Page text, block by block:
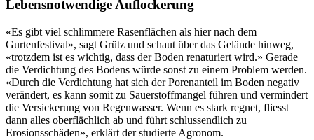
Lebensnotwendige Auflockerung
«Es gibt viel schlimmere Rasenflächen als hier nach dem
Gurtenfestival», sagt Grütz und schaut über das Gelände hinweg,
«trotzdem ist es wichtig, dass der Boden renaturiert wird.» Gerade
die Verdichtung des Bodens würde sonst zu einem Problem werden.
«Durch die Verdichtung hat sich der Porenanteil im Boden negativ
verändert, es kann somit zu Sauerstoffmangel führen und vermindert
die Versickerung von Regenwasser. Wenn es stark regnet, fliesst
dann alles oberflächlich ab und führt schlussendlich zu
Erosionsschäden», erklärt der studierte Agronom.